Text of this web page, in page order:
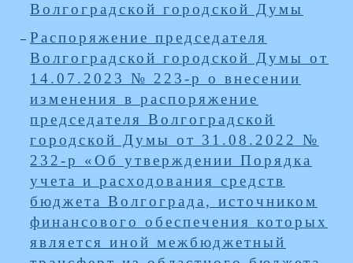
Волгоградской городской Думы
Распоряжение председателя
Волгоградской городской Думы от
14.07.2023 № 223-р о внесении
изменения в распоряжение
председателя Волгоградской
городской Думы от 31.08.2022 №
232-р «Об утверждении Порядка
учета и расходования средств
бюджета Волгограда, источником
финансового обеспечения которых
является иной межбюджетный